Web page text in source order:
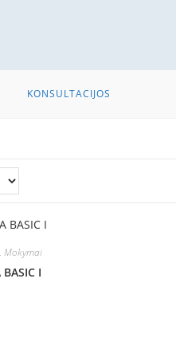
KONSULTACIJOS
Mokymai
I